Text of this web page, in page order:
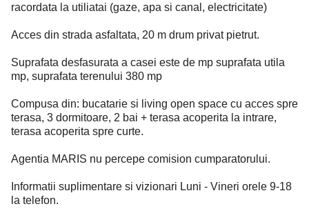
racordata la utiliatai (gaze, apa si canal, electricitate)
Acces din strada asfaltata, 20 m drum privat pietrut.
Suprafata desfasurata a casei este de mp suprafata utila
mp, suprafata terenului 380 mp
Compusa din: bucatarie si living open space cu acces spre
terasa, 3 dormitoare, 2 bai + terasa acoperita la intrare,
terasa acoperita spre curte.
Agentia MARIS nu percepe comision cumparatorului.
Informatii suplimentare si vizionari Luni - Vineri orele 9-18
la telefon.